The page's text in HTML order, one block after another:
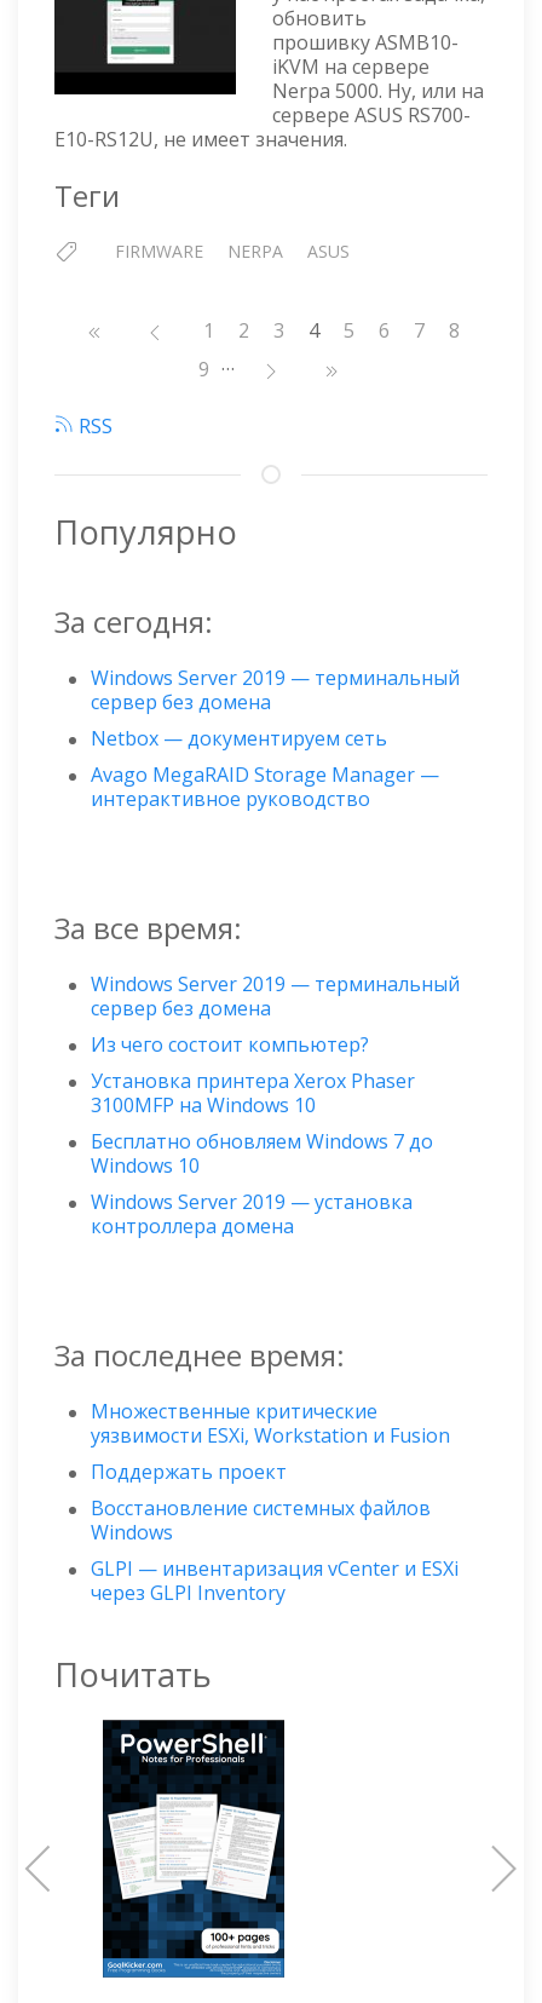
обновить
прошивку ASMB10-
iKVM на сервере
Nerpa 5000. Ну, или на
сервере ASUS RS700-
E10-RS12U, не имеет значения.
Теги
FIRMWARE NERPA ASUS
Нумерация
Страница
1 Страница
2 Страница
3 4 Страница
5 Страница
6 Страница
7 Страница
8
Страница
9 …
RSS
Популярно
За сегодня:
Windows Server 2019 — терминальный
сервер без домена
Netbox — документируем сеть
Avago MegaRAID Storage Manager —
интерактивное руководство
За все время:
Windows Server 2019 — терминальный
сервер без домена
Из чего состоит компьютер?
Установка принтера Xerox Phaser
3100MFP на Windows 10
Бесплатно обновляем Windows 7 до
Windows 10
Windows Server 2019 — установка
контроллера домена
За последнее время:
Множественные критические
уязвимости ESXi, Workstation и Fusion
Поддержать проект
Восстановление системных файлов
Windows
GLPI — инвентаризация vCenter и ESXi
через GLPI Inventory
Почитать